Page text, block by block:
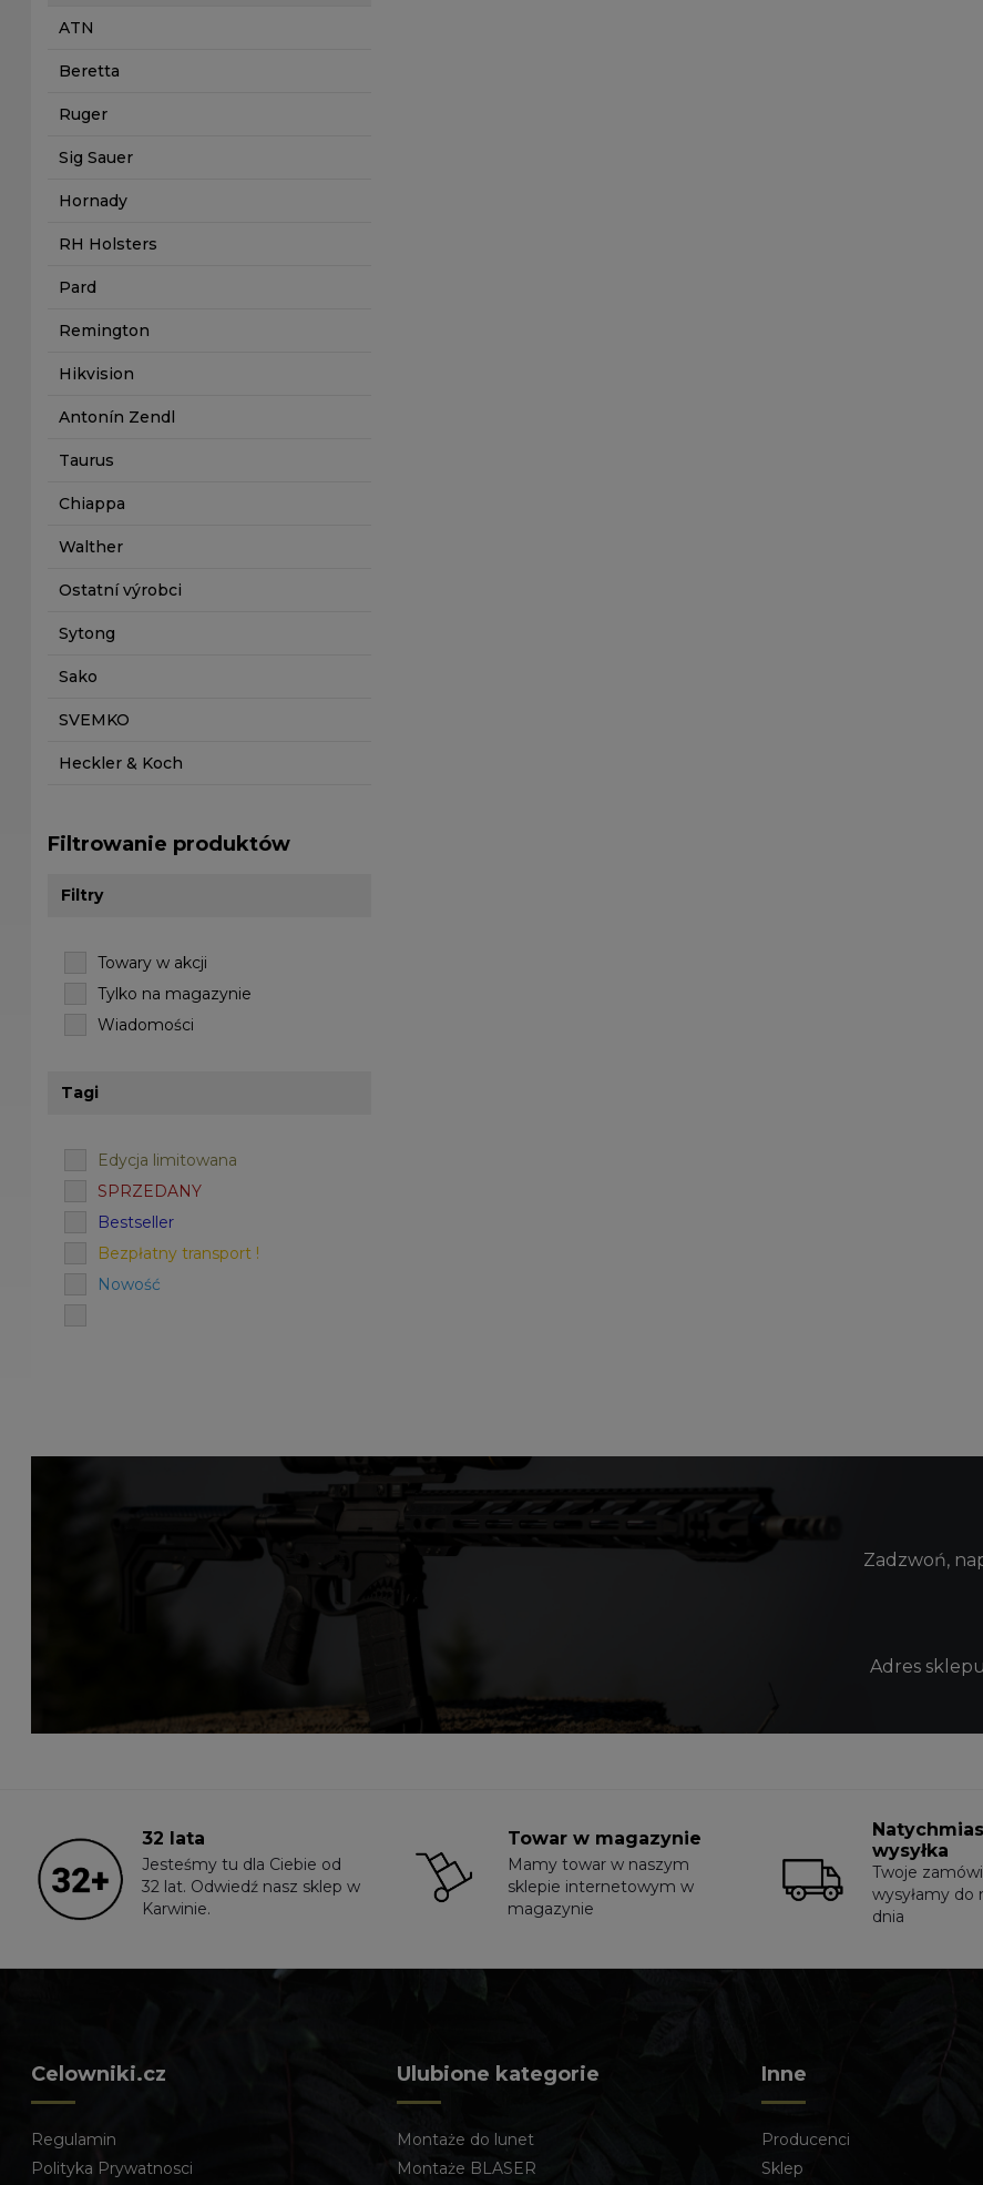
ATN
Beretta
Ruger
Sig Sauer
Hornady
RH Holsters
Pard
Remington
Hikvision
Antonín Zendl
Taurus
Chiappa
Walther
Ostatní výrobci
Sytong
Sako
SVEMKO
Heckler & Koch
Filtrowanie produktów
Filtry
Towary w akcji
Tylko na magazynie
Wiadomości
Tagi
Edycja limitowana
SPRZEDANY
Bestseller
Bezpłatny transport !
Nowość
Zadzwoń,
Adres
32 lata
Jesteśmy tu dla Ciebie od
32 lat. Odwiedź nasz sklep w
Karwinie.
Towar w magazynie
Mamy towar w naszym
sklepie internetowym w
magazynie
wysyłka
Twoje
wysyłamy do
dnia
Celowniki.cz
Regulamin
Polityka Prywatnosci
Ulubione kategorie
Montaże do lunet
Montaże BLASER
Inne
Producenci
Sklep